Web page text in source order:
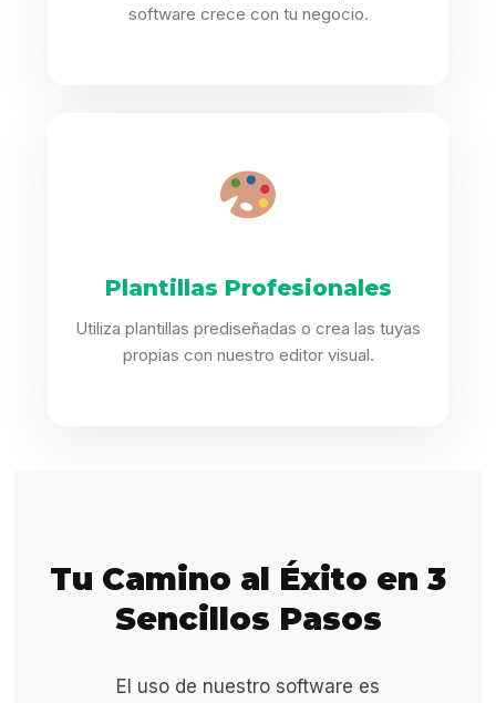
software crece con tu negocio.
Plantillas Profesionales
Utiliza plantillas prediseñadas o crea las tuyas
propias con nuestro editor visual.
Tu Camino al Éxito en 3
Sencillos Pasos
El uso de nuestro software es